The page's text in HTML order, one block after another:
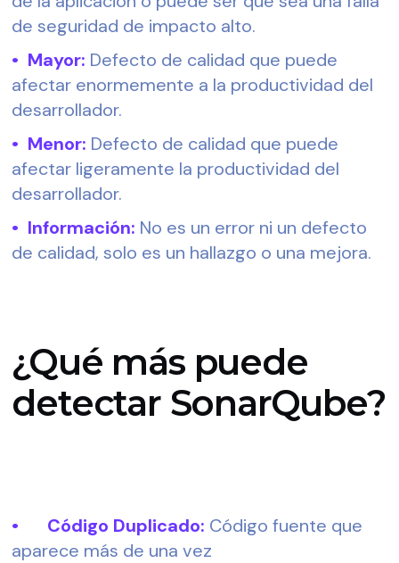
de seguridad de impacto alto.
•  Mayor: Defecto de calidad que puede
afectar enormemente a la productividad del
desarrollador.
•  Menor: Defecto de calidad que puede
afectar ligeramente la productividad del
desarrollador.
•  Información: No es un error ni un defecto
de calidad, solo es un hallazgo o una mejora.
¿Qué más puede
detectar SonarQube?
•	Código Duplicado: Código fuente que
aparece más de una vez